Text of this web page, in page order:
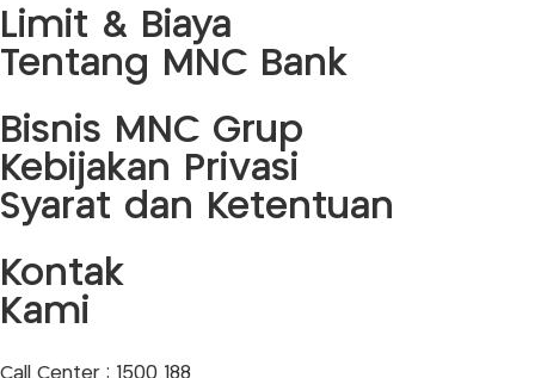
Limit & Biaya
Tentang MNC Bank
Bisnis MNC Grup
Kebijakan Privasi
Syarat dan Ketentuan
Kontak
Kami
Call Center : 1500 188